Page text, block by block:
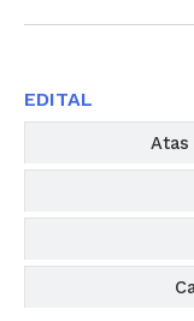
Atas
EDITAL